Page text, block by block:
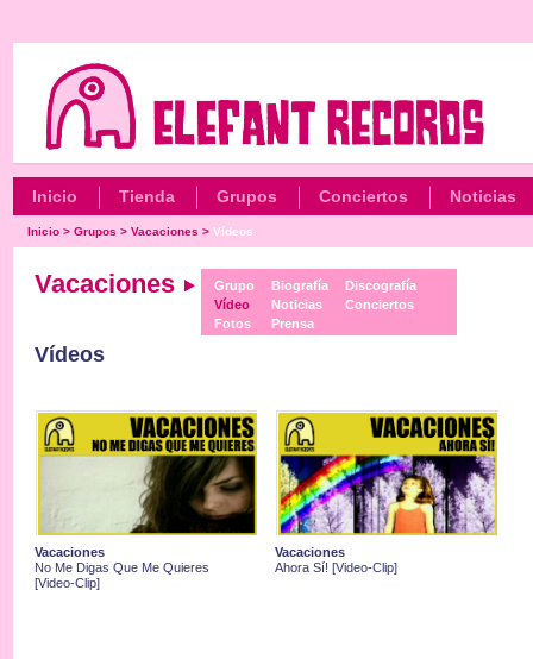
Inicio Tienda Grupos Conciertos Noticias
Inicio >Grupos >Vacaciones >Vídeos
Vacaciones
Grupo
Vídeo
Fotos
Biografía
Noticias
Prensa
Discografía
Conciertos
Vídeos
Vacaciones
No Me Digas Que Me Quieres
[Video-Clip]
Vacaciones
Ahora Sí! [Video-Clip]